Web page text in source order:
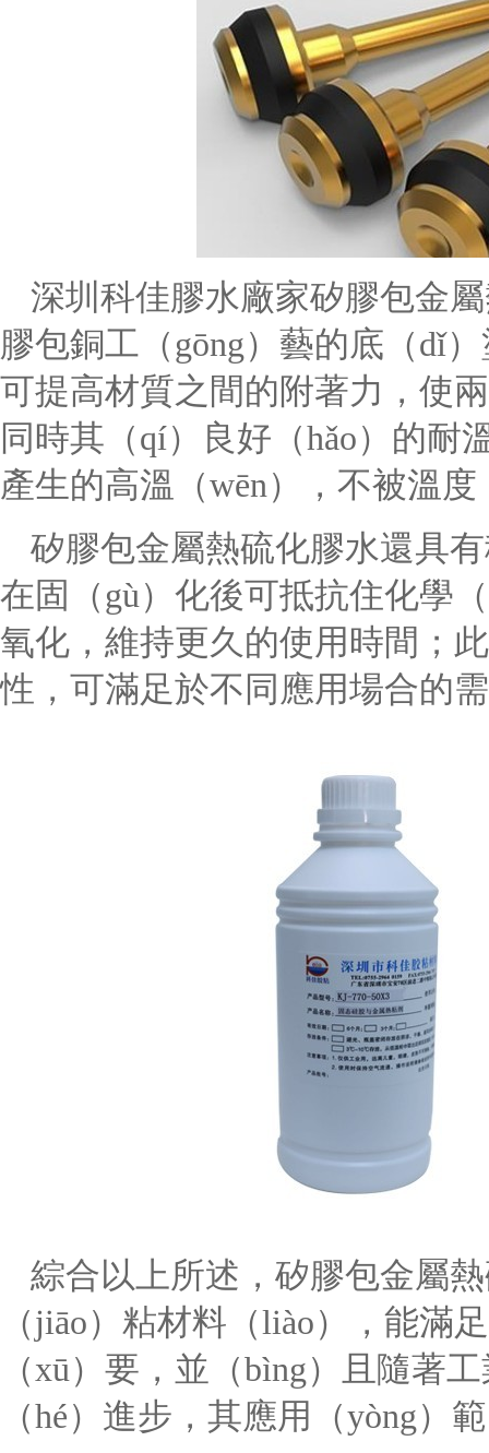
深圳科佳膠水廠家矽膠包金
膠包銅工（gōng）藝的底（dǐ
可提高材質之間的附著力，使
同時其（qí）良好（hǎo）的耐
產生的高溫（wēn），不被溫
矽膠包金屬熱硫化膠水還具
在固（gù）化後可抵抗住化學
氧化，維持更久的使用時間；
性，可滿足於不同應用場合的
綜合以上所述，矽膠包金屬
（jiāo）粘材料（liào），能滿
（xū）要，並（bìng）且隨著
（hé）進步，其應用（yòng）